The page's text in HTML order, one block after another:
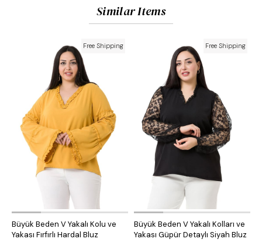
Similar Items
Büyük Beden V Yakalı Kolu ve
Yakası Fırfırlı Hardal Bluz
Free Shipping
Büyük Beden V Yakalı Kolları ve
Yakası Güpür Detaylı Siyah Bluz
Free Shipping